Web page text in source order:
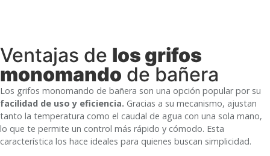
Ventajas de los grifos
monomando de bañera
Los grifos monomando de bañera son una opción popular por su
facilidad de uso y eficiencia. Gracias a su mecanismo, ajustan
tanto la temperatura como el caudal de agua con una sola mano,
lo que te permite un control más rápido y cómodo. Esta
característica los hace ideales para quienes buscan simplicidad.